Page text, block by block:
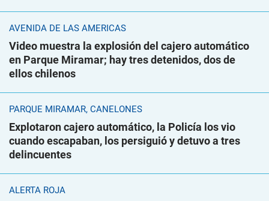
AVENIDA DE LAS AMÉRICAS
Video muestra la explosión del cajero automático
en Parque Miramar; hay tres detenidos, dos de
ellos chilenos
PARQUE MIRAMAR, CANELONES
Explotaron cajero automático, la Policía los vio
cuando escapaban, los persiguió y detuvo a tres
delincuentes
ALERTA ROJA